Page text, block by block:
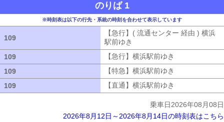
のりば 1
※時刻表は以下の行先・系統の時刻を合わせて表示しています
109
【急行】( 流通センター 経由 ) 横浜
駅前ゆき
109
【急行】横浜駅前ゆき
109
【特急】横浜駅前ゆき
109
【直通】横浜駅前ゆき
乗車日2026年08月08日
2026年8月12日～2026年8月14日の時刻表はこちら